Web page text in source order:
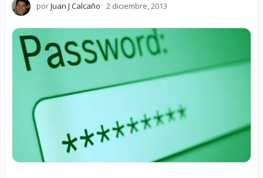
porJuan J Calcaño 2 diciembre, 2013